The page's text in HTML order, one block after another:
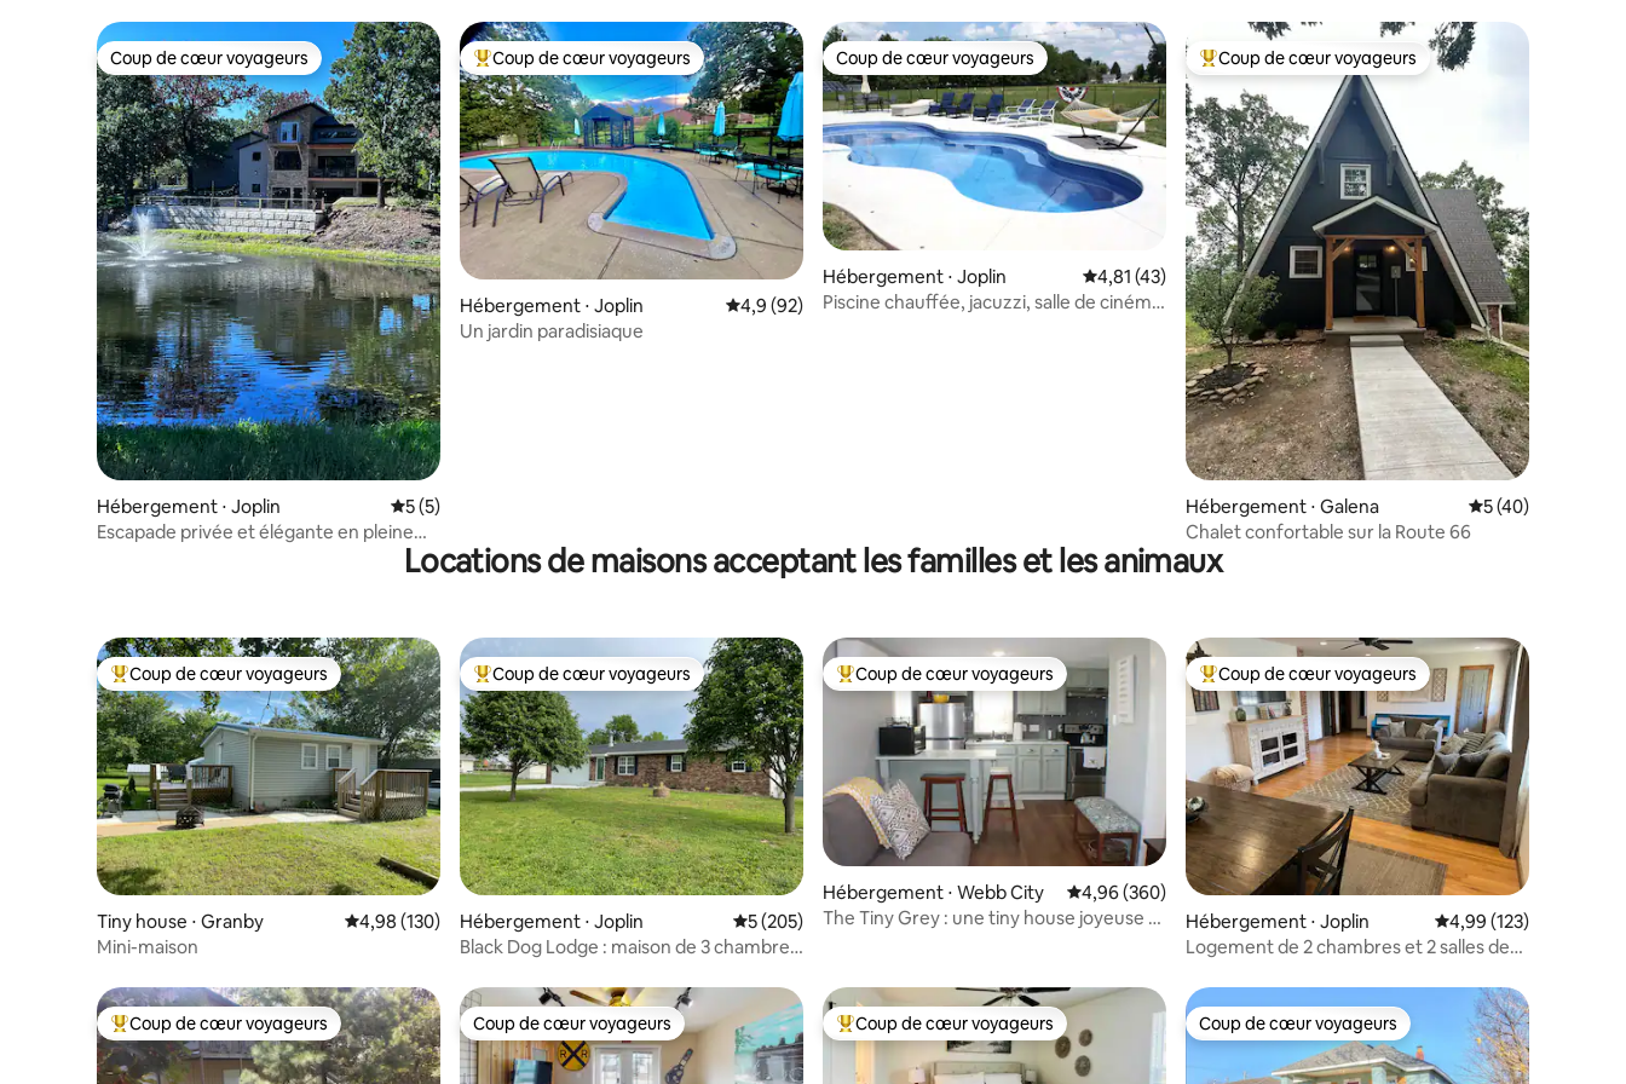
Coup de cœur voyageurs
Coup de cœur voyageurs
Hébergement ⋅ Joplin Évaluation moyenne sur la base de 5 commentaires : 5 sur 5
5 (5)
Escapade privée et élégante en pleine
Coups de cœur voyageurs les plus appréciés
Coup de cœur voyageurs
Hébergement ⋅ Joplin Évaluation moyenne sur la base de 92 commentaires : 4,9 sur 5
4,9 (92)
Un jardin paradisiaque
Coup de cœur voyageurs
Coup de cœur voyageurs
Hébergement ⋅ Joplin Évaluation moyenne sur la base de 43 commentaires : 4,81 sur 5
4,81 (43)
Piscine chauffée, jacuzzi, salle de cinéma,
Coups de cœur voyageurs les plus appréciés
Coup de cœur voyageurs
Hébergement ⋅ Galena Évaluation
5 (40)
Chalet confortable sur la Route 66
Locations de maisons acceptant les familles et les animaux
Coups de cœur voyageurs les plus appréciés
Coup de cœur voyageurs
Tiny house ⋅ Granby Évaluation moyenne sur la base de 130 commentaires : 4,98 sur 5
4,98 (130)
Mini-maison
Coups de cœur voyageurs les plus appréciés
Coup de cœur voyageurs
Hébergement ⋅ Joplin Évaluation moyenne sur la base de 205 commentaires : 5 sur 5
5 (205)
Black Dog Lodge : maison de 3 chambres
Coups de cœur voyageurs les plus appréciés
Coup de cœur voyageurs
Hébergement ⋅ Webb City Évaluation moyenne sur la base de 360 commentaires : 4,96 sur 5
4,96 (360)
The Tiny Grey : une tiny house joyeuse et
Coups de cœur voyageurs les plus appréciés
Coup de cœur voyageurs
Hébergement ⋅ Joplin Évaluation moyenne
4,99 (123)
Logement de 2 chambres et 2 salles de
Coups de cœur voyageurs les plus appréciés
Coup de cœur voyageurs Coup de cœur voyageurs
Coup de cœur voyageurs Coups de cœur voyageurs les plus appréciés
Coup de cœur voyageurs Coup de cœur voyageurs
Coup de cœur voyageurs